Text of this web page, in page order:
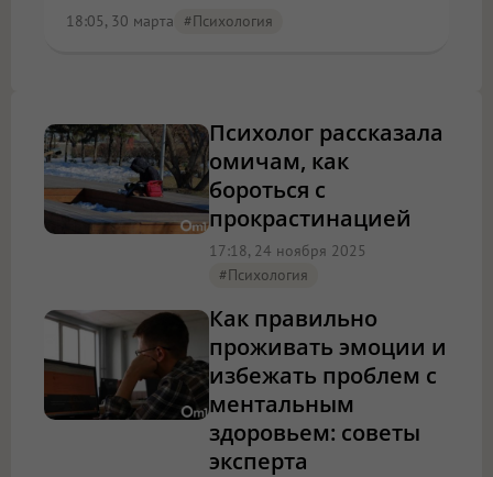
18:05, 30 марта #психология
Психолог рассказала
омичам, как
бороться с
прокрастинацией
17:18, 24 ноября 2025
#психология
Как правильно
проживать эмоции и
избежать проблем с
ментальным
здоровьем: советы
эксперта